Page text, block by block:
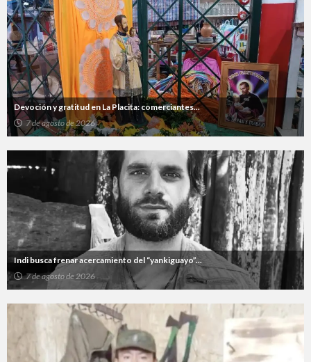
Devoción y gratitud en La Placita: comerciantes...
7 de agosto de 2026
Indi busca frenar acercamiento del “yankiguayo”...
7 de agosto de 2026